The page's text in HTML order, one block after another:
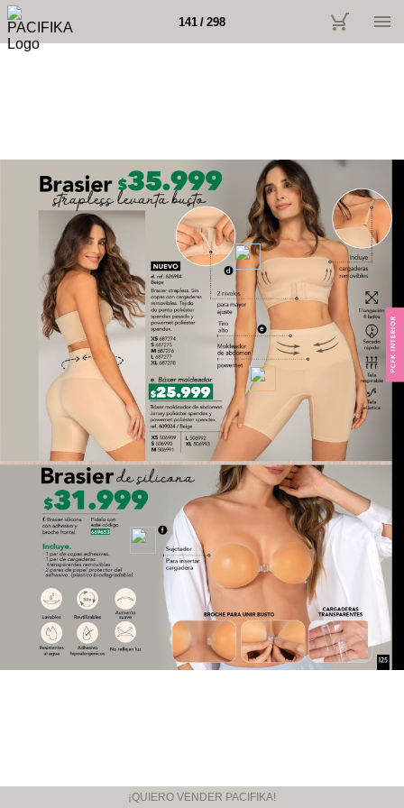
141 / 298
¡QUIERO VENDER PACIFIKA!